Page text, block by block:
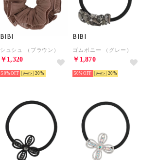
BIBI
シュシュ （ブラウン）
￥1,320
50% 20
BIBI
ゴムポニー （グレー）
￥1,870
50% 20